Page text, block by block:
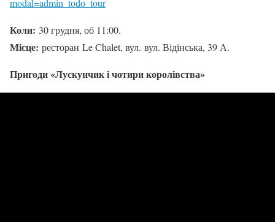
modal=admin_todo_tour
Коли: 30 грудня, об 11:00.
Місце: ресторан Le Chalet, вул. вул. Відінська, 39 А.
Пригоди «Лускунчик і чотири королівства»